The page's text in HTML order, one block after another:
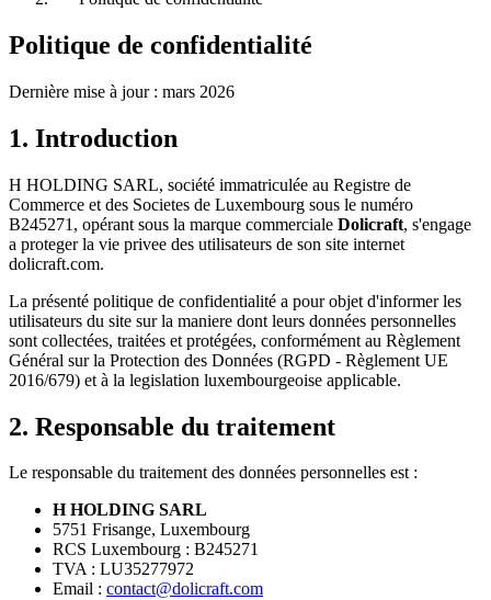
Politique de confidentialité
Dernière mise à jour : mars 2026
1. Introduction
H HOLDING SARL, société immatriculée au Registre de
Commerce et des Societes de Luxembourg sous le numéro
B245271, opérant sous la marque commerciale Dolicraft, s'engage
a proteger la vie privee des utilisateurs de son site internet
dolicraft.com.
La présenté politique de confidentialité a pour objet d'informer les
utilisateurs du site sur la maniere dont leurs données personnelles
sont collectées, traitées et protégées, conformément au Règlement
Général sur la Protection des Données (RGPD - Règlement UE
2016/679) et à la legislation luxembourgeoise applicable.
2. Responsable du traitement
Le responsable du traitement des données personnelles est :
H HOLDING SARL
5751 Frisange, Luxembourg
RCS Luxembourg : B245271
TVA : LU35277972
Email : contact@dolicraft.com